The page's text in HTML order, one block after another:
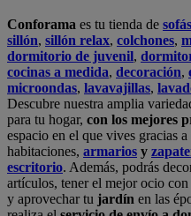
Conforama es tu tienda de sofás
sillón, sillón relax, colchones,
dormitorio de juvenil,
cocinas a medida, decoración,
microondas, lavavajillas,
Descubre nuestra amplia
para tu hogar, con los mejores
espacio en el que vives gracias a
habitaciones, armarios y
escritorio. Además, podrás
artículos, tener el mejor ocio
y aprovechar tu jardín en las